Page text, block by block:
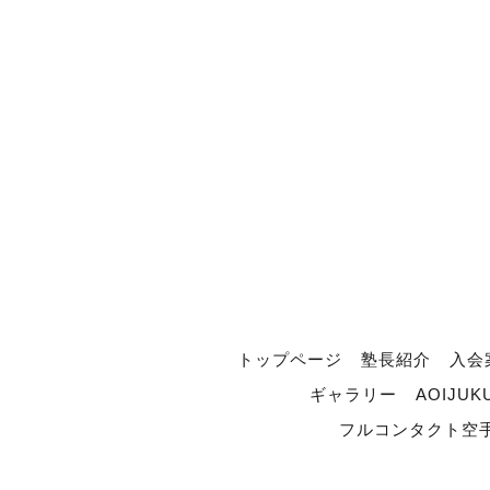
トップページ 塾長紹介
入
ギャラリー
フルコンタクト空